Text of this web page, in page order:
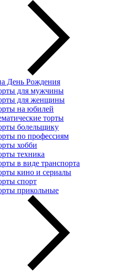
День Рождения
для мужчины
для женщины
на юбилей
торты
болельщику
по профессиям
хобби
техника
в виде транспорта
кино и сериалы
спорт
прикольные